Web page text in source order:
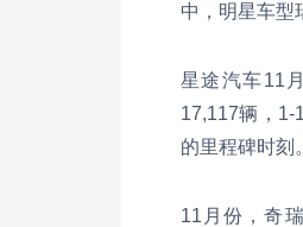
中，明星车型
星途汽车11
17,117辆，1-
的里程碑时刻。
11月份，奇